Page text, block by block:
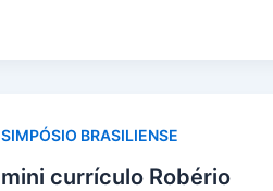
SIMPÓSIO BRASILIENSE
mini currículo Robério